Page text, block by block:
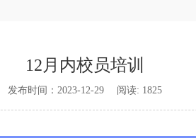
12月内校员培训
发布时间：2023-12-29 阅读: 1825